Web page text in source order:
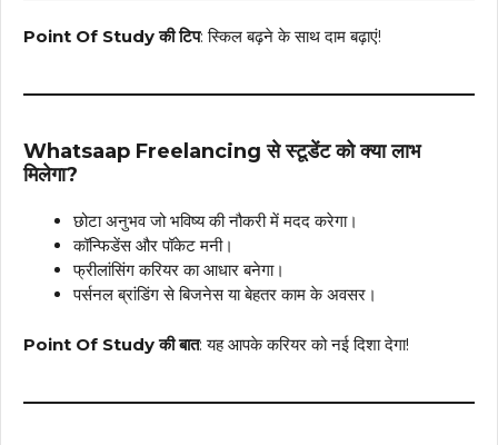
Point Of Study की टिप: स्किल बढ़ने के साथ दाम बढ़ाएं!
Whatsaap Freelancing से स्टूडेंट को क्या लाभ
मिलेगा?
छोटा अनुभव जो भविष्य की नौकरी में मदद करेगा।
कॉन्फिडेंस और पॉकेट मनी।
फ्रीलांसिंग करियर का आधार बनेगा।
पर्सनल ब्रांडिंग से बिजनेस या बेहतर काम के अवसर।
Point Of Study की बात: यह आपके करियर को नई दिशा देगा!